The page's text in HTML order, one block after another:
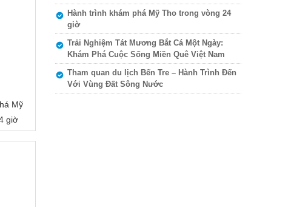
Mỹ
giờ
Hành trình khám phá Mỹ Tho trong vòng 24
giờ
Trải Nghiệm Tát Mương Bắt Cá Một Ngày:
Khám Phá Cuộc Sống Miền Quê Việt Nam
Tham quan du lịch Bến Tre – Hành Trình Đến
Với Vùng Đất Sông Nước